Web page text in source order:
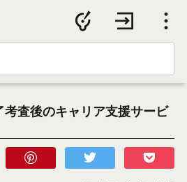
考査後のキャリア支援サービ